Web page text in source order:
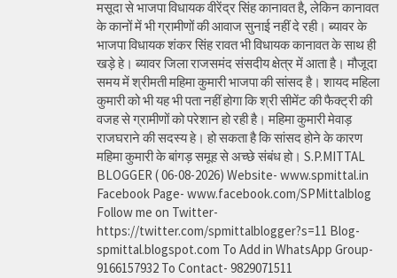
मसूदा से भाजपा विधायक वीरेंद्र सिंह कानावत है, लेकिन कानावत
के कानों में भी ग्रामीणों की आवाज सुनाई नहीं दे रही। ब्यावर के
भाजपा विधायक शंकर सिंह रावत भी विधायक कानावत के साथ ही
खड़े हे। ब्यावर जिला राजसमंद संसदीय क्षेत्र में आता है। मौजूदा
समय में श्रीमती महिमा कुमारी भाजपा की सांसद है। शायद महिला
कुमारी को भी यह भी पता नहीं होगा कि श्री सीमेंट की फैक्ट्री की
वजह से ग्रामीणों को परेशान हो रही है। महिमा कुमारी मेवाड़
राजघराने की सदस्य हे। हो सकता है कि सांसद होने के कारण
महिमा कुमारी के बांगड़ समूह से अच्छे संबंध हो। S.P.MITTAL
BLOGGER ( 06-08-2026) Website- www.spmittal.in
Facebook Page- www.facebook.com/SPMittalblog
Follow me on Twitter-
https://twitter.com/spmittalblogger?s=11 Blog-
spmittal.blogspot.com To Add in WhatsApp Group-
9166157932 To Contact- 9829071511